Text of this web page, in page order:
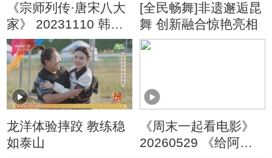
《宗师列传·唐宋八大
家》 20231110 韩愈·
上
[全民畅舞]非遗邂逅昆
舞 创新融合惊艳亮相
龙洋体验摔跤 教练稳
如泰山
《周末一起看电影》
20260529 《给阿嬷